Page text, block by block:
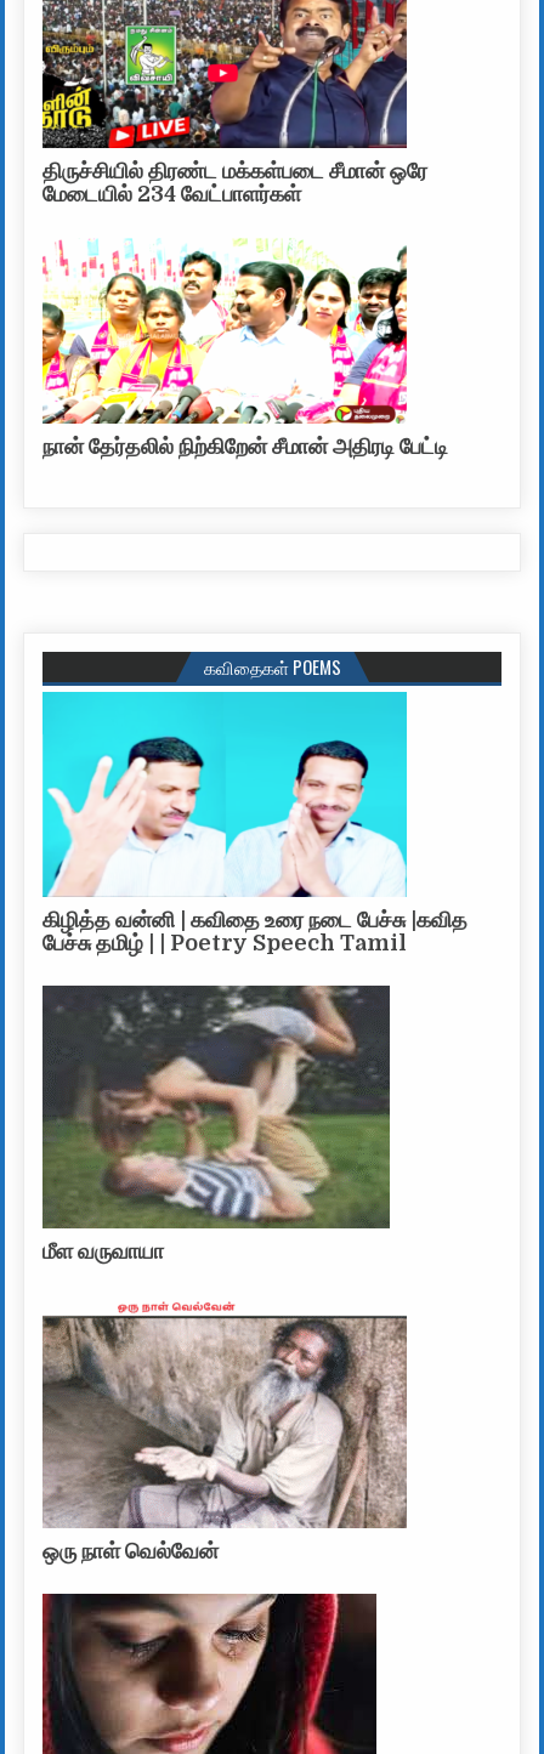
திருச்சியில் திரண்ட மக்கள்படை சீமான் ஒரே
மேடையில் 234 வேட்பாளர்கள்
நான் தேர்தலில் நிற்கிறேன் சீமான் அதிரடி பேட்டி
கவிதைகள் POEMS
கிழித்த வன்னி | கவிதை உரை நடை பேச்சு |கவித
பேச்சு தமிழ் | | Poetry Speech Tamil
மீள வருவாயா
ஒரு நாள் வெல்வேன்